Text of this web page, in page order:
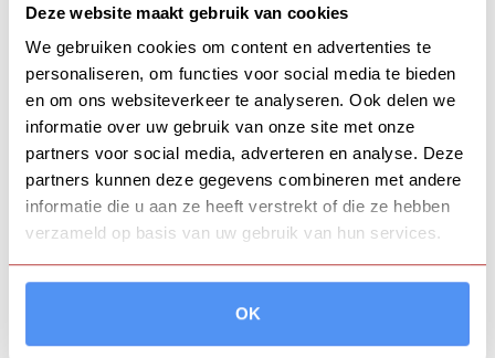
Deze website maakt gebruik van cookies
We gebruiken cookies om content en advertenties te
personaliseren, om functies voor social media te bieden
en om ons websiteverkeer te analyseren. Ook delen we
informatie over uw gebruik van onze site met onze
partners voor social media, adverteren en analyse. Deze
partners kunnen deze gegevens combineren met andere
informatie die u aan ze heeft verstrekt of die ze hebben
verzameld op basis van uw gebruik van hun services.
OK
Veilig afrekenen
met Mollie: